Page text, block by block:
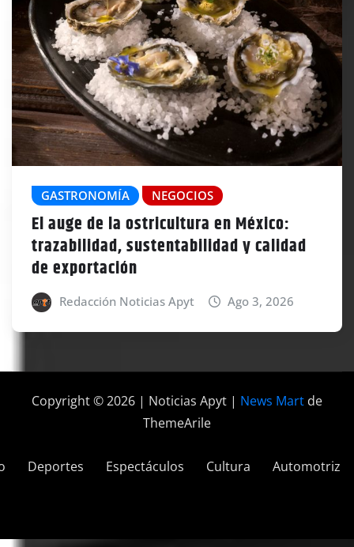
GASTRONOMÍA NEGOCIOS
El auge de la ostricultura en México:
trazabilidad, sustentabilidad y calidad
de exportación
Redacción Noticias Apyt Ago 3, 2026
Copyright © 2026 | Noticias Apyt | News Mart de
ThemeArile
Deportes Espectáculos Cultura Automotriz